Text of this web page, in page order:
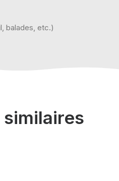
balades, etc.)